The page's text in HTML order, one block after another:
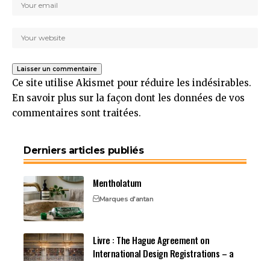
Ce site utilise Akismet pour réduire les indésirables.
En savoir plus sur la façon dont les données de vos
commentaires sont traitées.
Derniers articles publiés
Mentholatum
Marques d'antan
Livre : The Hague Agreement on
International Design Registrations – a